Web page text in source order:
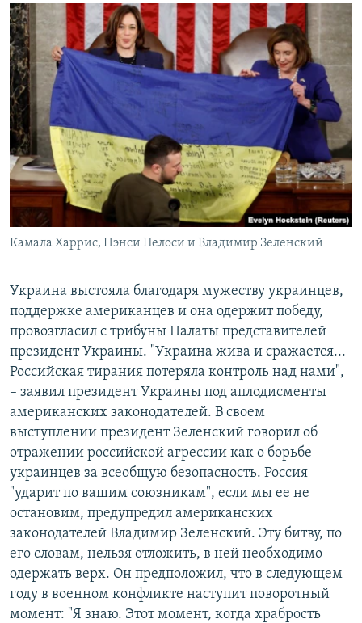
Камала Харрис, Нэнси Пелоси и Владимир Зеленский
Украина выстояла благодаря мужеству украинцев,
поддержке американцев и она одержит победу,
провозгласил c трибуны Палаты представителей
президент Украины. "Украина жива и сражается...
Российская тирания потеряла контроль над нами",
– заявил президент Украины под аплодисменты
американских законодателей. В своем
выступлении президент Зеленский говорил об
отражении российской агрессии как о борьбе
украинцев за всеобщую безопасность. Россия
"ударит по вашим союзникам", если мы ее не
остановим, предупредил американских
законодателей Владимир Зеленский. Эту битву, по
его словам, нельзя отложить, в ней необходимо
одержать верх. Он предположил, что в следующем
году в военном конфликте наступит поворотный
момент: "Я знаю. Этот момент, когда храбрость